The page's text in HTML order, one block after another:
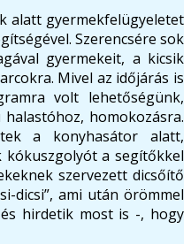
alatt gyermekfelügyeletet
Szerencsére sok
gyermekeit, a kicsik
Mivel az időjárás is
volt lehetőségünk,
homokozásra.
a konyhasátor alatt,
a segítőkkel
szervezett dicsőítő
dicsi”, ami után örömmel
hirdetik most is -, hogy